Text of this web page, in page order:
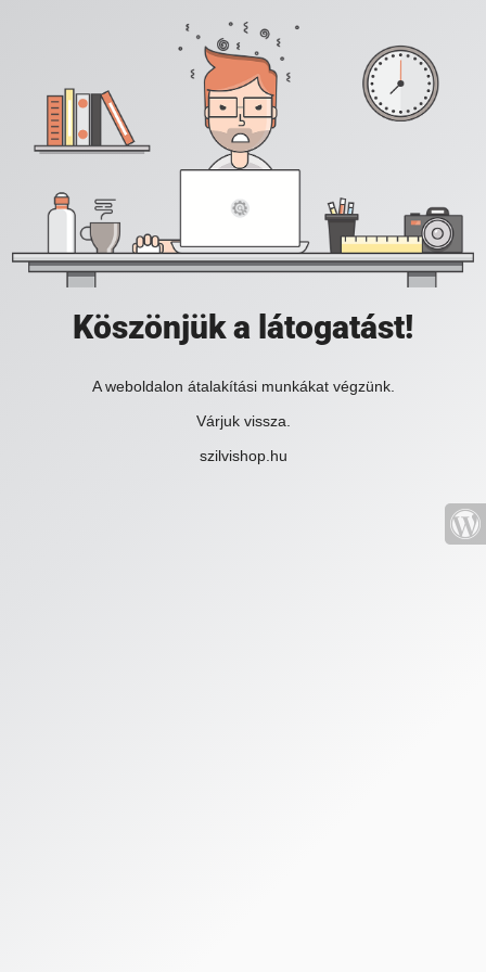
Köszönjük a látogatást!
A weboldalon átalakítási munkákat végzünk.
Várjuk vissza.
szilvishop.hu